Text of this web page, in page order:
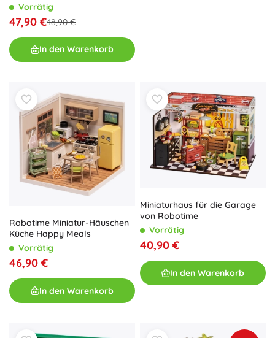
Vorrätig
47,90 €48,90 €
In den Warenkorb
Robotime Miniatur-Häuschen
Küche Happy Meals
Vorrätig
46,90 €
In den Warenkorb
Miniaturhaus für die Garage
von Robotime
Vorrätig
40,90 €
In den Warenkorb